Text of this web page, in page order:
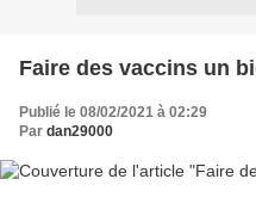
Faire des vaccins un
Publié le 08/02/2021 à 02:29
Par dan29000